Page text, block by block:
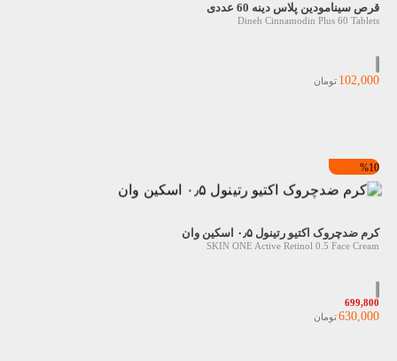
قرص سینامودین پلاس دینه 60 عددی
Dineh Cinnamodin Plus 60 Tablets
102,000 تومان
%10
کرم ضدچروک اکتیو رتینول ۰٫۵ اسکین وان
SKIN ONE Active Retinol 0.5 Face Cream
699,800
630,000تومان